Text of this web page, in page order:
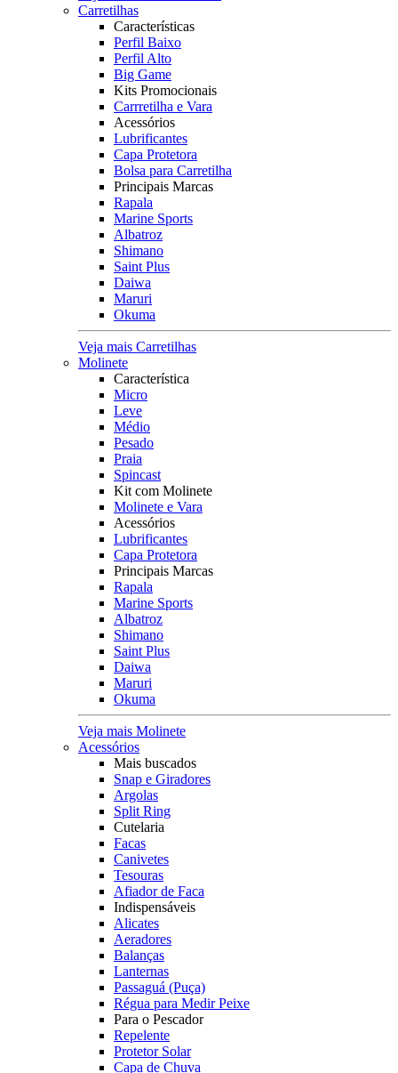
Carretilhas
Características
Perfil Baixo
Perfil Alto
Big Game
Kits Promocionais
Carrretilha e Vara
Acessórios
Lubrificantes
Capa Protetora
Bolsa para Carretilha
Principais Marcas
Rapala
Marine Sports
Albatroz
Shimano
Saint Plus
Daiwa
Maruri
Okuma
Veja mais Carretilhas
Molinete
Característica
Micro
Leve
Médio
Pesado
Praia
Spincast
Kit com Molinete
Molinete e Vara
Acessórios
Lubrificantes
Capa Protetora
Principais Marcas
Rapala
Marine Sports
Albatroz
Shimano
Saint Plus
Daiwa
Maruri
Okuma
Veja mais Molinete
Acessórios
Mais buscados
Snap e Giradores
Argolas
Split Ring
Cutelaria
Facas
Canivetes
Tesouras
Afiador de Faca
Indispensáveis
Alicates
Aeradores
Balanças
Lanternas
Passaguá (Puça)
Régua para Medir Peixe
Para o Pescador
Repelente
Protetor Solar
Capa de Chuva